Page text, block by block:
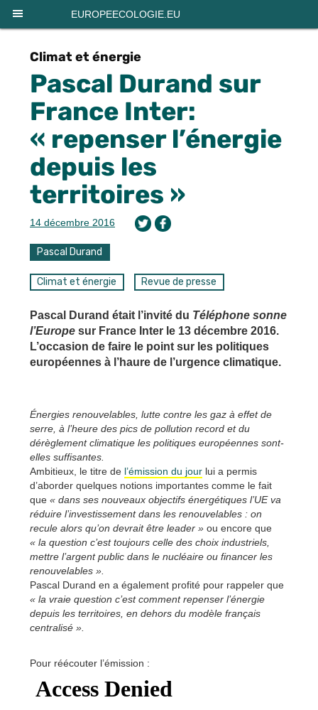
EUROPEECOLOGIE.EU
Climat et énergie
Pascal Durand sur
France Inter:
« repenser l’énergie
depuis les
territoires »
14 décembre 2016
Pascal Durand
Climat et énergie Revue de presse
Pascal Durand était l’invité du Téléphone sonne
l’Europe sur France Inter le 13 décembre 2016.
L’occasion de faire le point sur les politiques
européennes à l’haure de l’urgence climatique.
Énergies renouvelables, lutte contre les gaz à effet de
serre, à l’heure des pics de pollution record et du
dérèglement climatique les politiques européennes sont-
elles suffisantes.
Ambitieux, le titre de l’émission du jour lui a permis
d’aborder quelques notions importantes comme le fait
que « dans ses nouveaux objectifs énergétiques l’UE va
réduire l’investissement dans les renouvelables : on
recule alors qu’on devrait être leader » ou encore que
« la question c’est toujours celle des choix industriels,
mettre l’argent public dans le nucléaire ou financer les
renouvelables ».
Pascal Durand en a également profité pour rappeler que
« la vraie question c’est comment repenser l’énergie
depuis les territoires, en dehors du modèle français
centralisé ».
Pour réécouter l’émission :